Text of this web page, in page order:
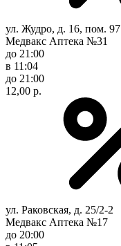
ул. Жудро, д. 16, пом. 97
Медвакс Аптека №31
до 21:00
в 11:04
до 21:00
12,00 р.
ул. Раковская, д. 25/2-2
Медвакс Аптека №17
до 20:00